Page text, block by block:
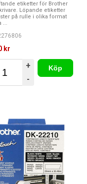
etiketter för Brother
Löpande etiketter
på rulle i olika format
...
kr
+
-
Köp